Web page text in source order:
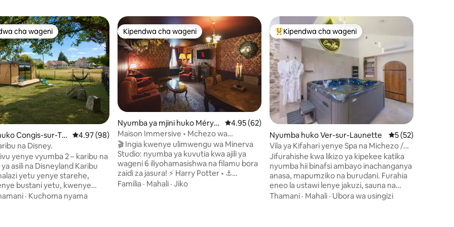
kati ya 5, tathmini 299
maarufu cha wageni
cha wageni
Congis-sur-Th Ukadiriaji wa wastani wa 4.97 kati ya 5, tathmini 98
4.97 (98)
na Disney.
yenye vyumba 2 – karibu na
asili na Disneyland Karibu
yetu yenye starehe,
bustani yetu, kwenye
katika kijiji cha
· Kuchoma nyama
Kipendwa cha wageni
Kipendwa cha wageni
Nyumba ya mjini huko Méry-s
ur-Marne
Ukadiriaji wa wastani wa 4.95 kati ya 5, tathmini 62
4.95 (62)
Maison Immersive • Mchezo wa
Kutoroka na Harry Potter
🎬 Ingia kwenye ulimwengu wa Minerva
Studio: nyumba ya kuvutia kwa ajili ya
wageni 6 iliyohamasishwa na filamu bora
zaidi za jasura! ⚡ Harry Potter • ⚓
Maharamia • 🏺 Indiana Jones Mchezo wa
Familia · Mahali · Jiko
Kipendwa maarufu cha wageni
Kipendwa cha wageni
Nyumba huko Ver-sur-Launette Ukadiriaji wa
5 (52)
Vila ya Kifahari yenye Spa na Michezo /
Eau Loin
Jifurahishe kwa likizo ya kipekee katika
nyumba hii binafsi ambayo inachanganya
anasa, mapumziko na burudani. Furahia
eneo la ustawi lenye jakuzi, sauna na
chumba cha mvuke, chumba cha
Thamani · Mahali · Ubora wa usingizi